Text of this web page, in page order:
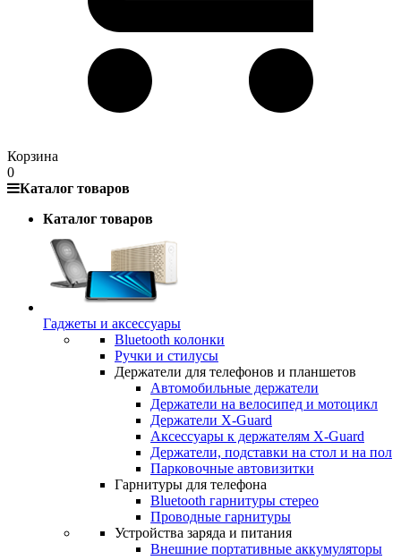
Корзина
0
Каталог товаров
Каталог товаров
Гаджеты и аксессуары
Bluetooth колонки
Ручки и стилусы
Держатели для телефонов и планшетов
Автомобильные держатели
Держатели на велосипед и мотоцикл
Держатели X-Guard
Аксессуары к держателям X-Guard
Держатели, подставки на стол и на пол
Парковочные автовизитки
Гарнитуры для телефона
Bluetooth гарнитуры стерео
Проводные гарнитуры
Устройства заряда и питания
Внешние портативные аккумуляторы